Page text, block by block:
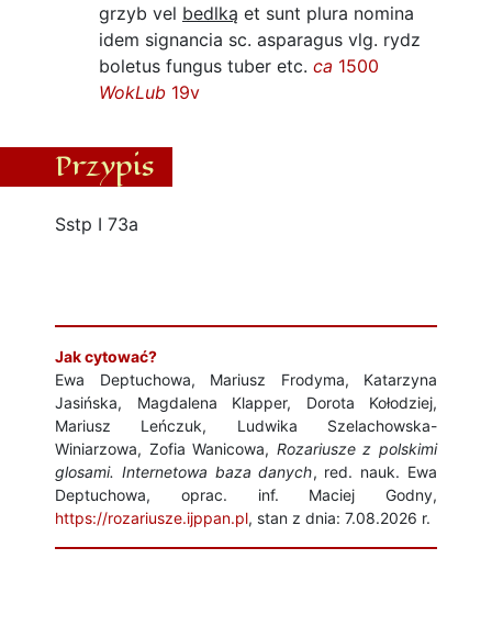
grzyb vel bedlką et sunt plura nomina
idem signancia sc. asparagus vlg. rydz
boletus fungus tuber etc. ca 1500
WokLub 19v
Przypis
Sstp I 73a
Jak cytować?
Ewa Deptuchowa, Mariusz Frodyma, Katarzyna
Jasińska, Magdalena Klapper, Dorota Kołodziej,
Mariusz Leńczuk, Ludwika Szelachowska-
Winiarzowa, Zofia Wanicowa, Rozariusze z polskimi
glosami. Internetowa baza danych, red. nauk. Ewa
Deptuchowa, oprac. inf. Maciej Godny,
https://rozariusze.ijppan.pl, stan z dnia: 7.08.2026 r.